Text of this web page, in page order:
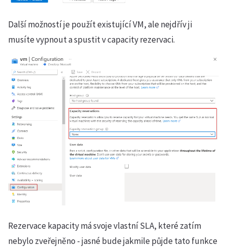
Další možností je použít existující VM, ale nejdřív ji
musíte vypnout a spustit v capacity rezervaci.
Rezervace kapacity má svoje vlastní SLA, které zatím
nebylo zveřejněno - jasné bude jakmile půjde tato funkce